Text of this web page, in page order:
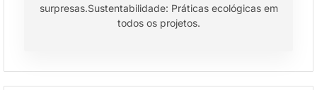
surpresas.Sustentabilidade: Práticas ecológicas em
todos os projetos.